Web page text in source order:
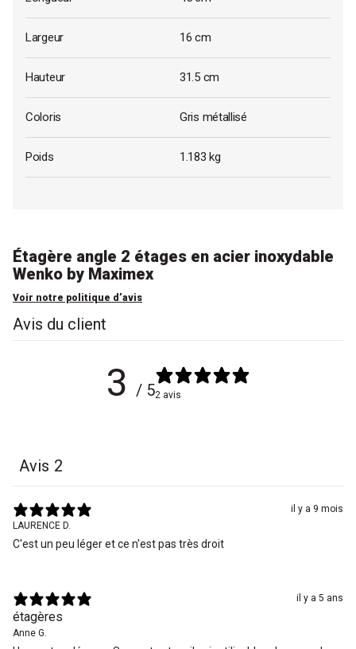
Largeur 16 cm
Hauteur 31.5 cm
Coloris Gris métallisé
Poids 1.183 kg
Étagère angle 2 étages en acier inoxydable
Wenko by Maximex
Voir notre politique d’avis
Avis du client
3 / 52 avis
Avis 2
il y a 9 mois
LAURENCE D.
C'est un peu léger et ce n'est pas très droit
il y a 5 ans
étagères
Anne G.